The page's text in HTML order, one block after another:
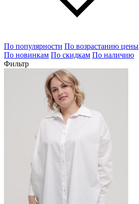
По популярности По возрастанию цены
По новинкам По скидкам По наличию
Фильтр